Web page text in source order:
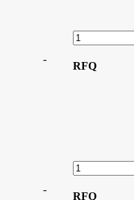
-
RFQ
-
RFQ